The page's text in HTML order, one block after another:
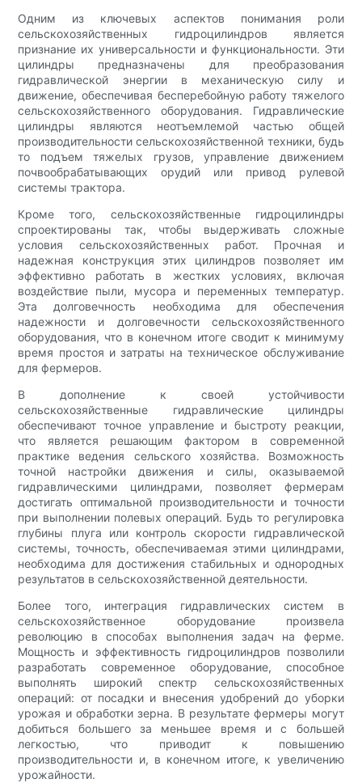
Одним из ключевых аспектов понимания роли
сельскохозяйственных гидроцилиндров является
признание их универсальности и функциональности. Эти
цилиндры предназначены для преобразования
гидравлической энергии в механическую силу и
движение, обеспечивая бесперебойную работу тяжелого
сельскохозяйственного оборудования. Гидравлические
цилиндры являются неотъемлемой частью общей
производительности сельскохозяйственной техники, будь
то подъем тяжелых грузов, управление движением
почвообрабатывающих орудий или привод рулевой
системы трактора.
Кроме того, сельскохозяйственные гидроцилиндры
спроектированы так, чтобы выдерживать сложные
условия сельскохозяйственных работ. Прочная и
надежная конструкция этих цилиндров позволяет им
эффективно работать в жестких условиях, включая
воздействие пыли, мусора и переменных температур.
Эта долговечность необходима для обеспечения
надежности и долговечности сельскохозяйственного
оборудования, что в конечном итоге сводит к минимуму
время простоя и затраты на техническое обслуживание
для фермеров.
В дополнение к своей устойчивости
сельскохозяйственные гидравлические цилиндры
обеспечивают точное управление и быстроту реакции,
что является решающим фактором в современной
практике ведения сельского хозяйства. Возможность
точной настройки движения и силы, оказываемой
гидравлическими цилиндрами, позволяет фермерам
достигать оптимальной производительности и точности
при выполнении полевых операций. Будь то регулировка
глубины плуга или контроль скорости гидравлической
системы, точность, обеспечиваемая этими цилиндрами,
необходима для достижения стабильных и однородных
результатов в сельскохозяйственной деятельности.
Более того, интеграция гидравлических систем в
сельскохозяйственное оборудование произвела
революцию в способах выполнения задач на ферме.
Мощность и эффективность гидроцилиндров позволили
разработать современное оборудование, способное
выполнять широкий спектр сельскохозяйственных
операций: от посадки и внесения удобрений до уборки
урожая и обработки зерна. В результате фермеры могут
добиться большего за меньшее время и с большей
легкостью, что приводит к повышению
производительности и, в конечном итоге, к увеличению
урожайности.